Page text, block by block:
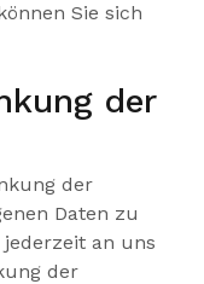
Sie sich
der
der
Daten zu
an uns
der